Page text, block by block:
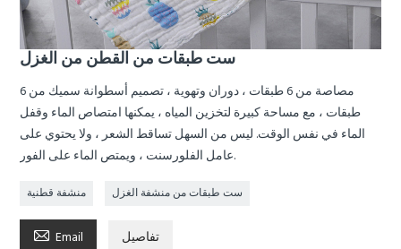
ست طبقات من القطن من الغزل
مصاصة من 6 طبقات ، دوران وتهوية ، تصميم أسطوانة سميك من 6
طبقات ، مع مساحة كبيرة لتخزين المياه ، يمكنها امتصاص الماء وقفل
الماء في نفس الوقت. ليس من السهل تساقط الشعر ، ولا يحتوي على
عامل الفلورسنت ، ويمتص الماء على الفور.
منشفة قطنية ست طبقات من منشفة الغزل
 Email تفاصيل